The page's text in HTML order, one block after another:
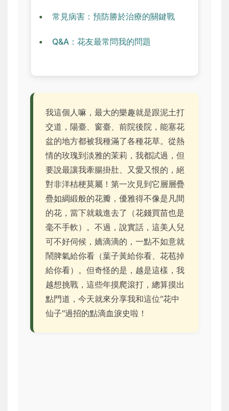
常見病害：預防勝於治療的關鍵戰
Q&A：花友最常問我的問題
我這個人嘛，最大的樂趣就是跟泥土打
交道，陽臺、窗臺、前院後院，能塞花
盆的地方都被我種滿了各種花草。從熱
情的玫瑰到淡雅的茉莉，我都試過，但
要說最讓我牽腸掛肚、又愛又恨的，絕
對非洋桔梗莫屬！第一次見到它層層疊
疊如綢緞般的花瓣，優雅得不像是凡間
的花，當下就栽進去了（花錢買苗也是
毫不手軟）。不過，說實話，這美人兒
可不好伺候，嬌滴滴的，一點不如意就
鬧脾氣給你看（葉子黃給你看、花苞掉
給你看）。但奇怪的是，越是這樣，我
越想挑戰，這些年摸爬滾打，總算摸出
點門道，今天就來分享我和這位"花中
仙子"過招的點滴血淚史啦！